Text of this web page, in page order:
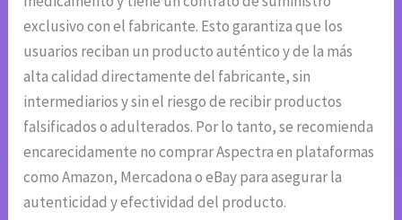
exclusivo con el fabricante. Esto garantiza que los
usuarios reciban un producto auténtico y de la más
alta calidad directamente del fabricante, sin
intermediarios y sin el riesgo de recibir productos
falsificados o adulterados. Por lo tanto, se recomienda
encarecidamente no comprar Aspectra en plataformas
como Amazon, Mercadona o eBay para asegurar la
autenticidad y efectividad del producto.